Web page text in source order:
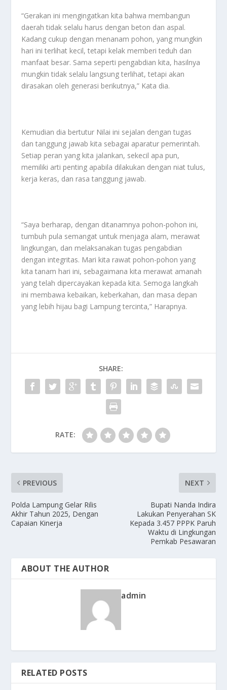
“Gerakan ini mengingatkan kita bahwa membangun
daerah tidak selalu harus dengan beton dan aspal.
Kadang cukup dengan menanam pohon, yang mungkin
hari ini terlihat kecil, tetapi kelak memberi teduh dan
manfaat besar. Sama seperti pengabdian kita, hasilnya
mungkin tidak selalu langsung terlihat, tetapi akan
dirasakan oleh generasi berikutnya,” Kata dia.
Kemudian dia bertutur Nilai ini sejalan dengan tugas
dan tanggung jawab kita sebagai aparatur pemerintah.
Setiap peran yang kita jalankan, sekecil apa pun,
memiliki arti penting apabila dilakukan dengan niat tulus,
kerja keras, dan rasa tanggung jawab.
“Saya berharap, dengan ditanamnya pohon-pohon ini,
tumbuh pula semangat untuk menjaga alam, merawat
lingkungan, dan melaksanakan tugas pengabdian
dengan integritas. Mari kita rawat pohon-pohon yang
kita tanam hari ini, sebagaimana kita merawat amanah
yang telah dipercayakan kepada kita. Semoga langkah
ini membawa kebaikan, keberkahan, dan masa depan
yang lebih hijau bagi Lampung tercinta,” Harapnya.
SHARE:
RATE:
PREVIOUS
Polda Lampung Gelar Rilis
Akhir Tahun 2025, Dengan
Capaian Kinerja
NEXT
Bupati Nanda Indira
Lakukan Penyerahan SK
Kepada 3.457 PPPK Paruh
Waktu di Lingkungan
Pemkab Pesawaran
ABOUT THE AUTHOR
admin
RELATED POSTS